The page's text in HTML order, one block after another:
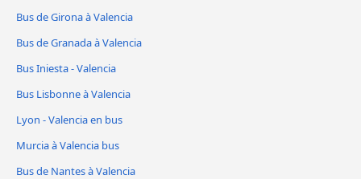
Bus de Girona à Valencia
Bus de Granada à Valencia
Bus Iniesta - Valencia
Bus Lisbonne à Valencia
Lyon - Valencia en bus
Murcia à Valencia bus
Bus de Nantes à Valencia